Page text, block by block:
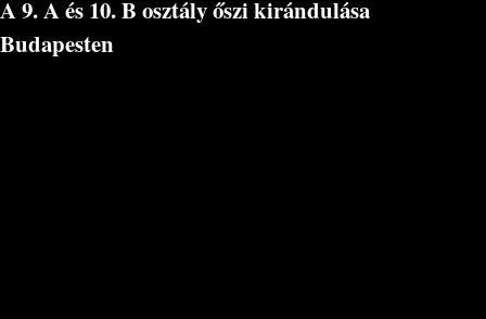
A 9. A és 10. B osztály őszi kirándulása
Budapesten